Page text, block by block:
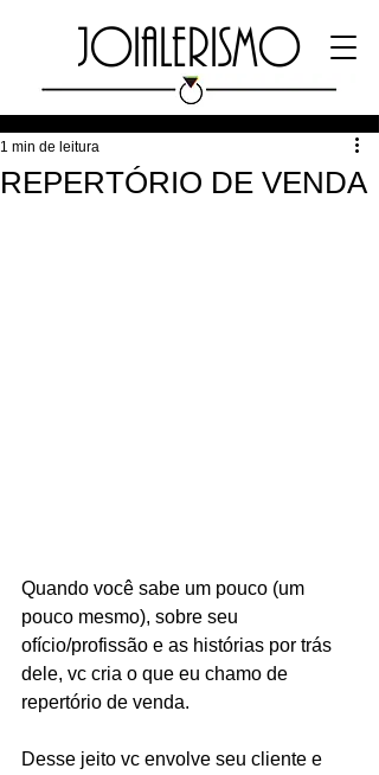
JOIALERISMO
REPERTÓRIO DE VENDA
1 min de leitura
Quando você sabe um pouco (um
pouco mesmo), sobre seu
ofício/profissão e as histórias por trás
dele, vc cria o que eu chamo de
repertório de venda.
Desse jeito vc envolve seu cliente e